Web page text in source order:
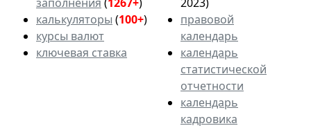
калькуляторы (100+)
курсы валют
ключевая ставка
правовой
календарь
календарь
статистической
отчетности
календарь
кадровика